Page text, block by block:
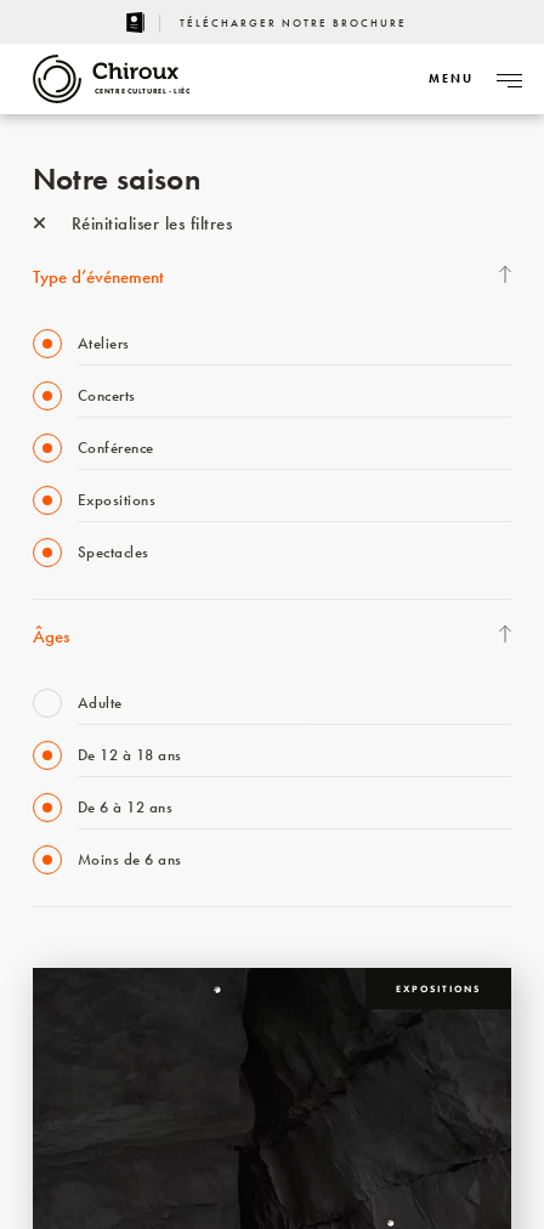
TÉLÉCHARGER NOTRE BROCHURE
CENTRE CULTUREL - LIÈGE
MENU
Notre saison
Réinitialiser les filtres
Type d’événement
Ateliers
Concerts
Conférence
Expositions
Spectacles
Âges
Adulte
De 12 à 18 ans
De 6 à 12 ans
Moins de 6 ans
EXPOSITIONS